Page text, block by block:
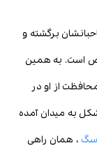
صاحبانشان برگشته و
دیگر نامشخص است. به همین
از او در
به میدان آمده
، همان راهی